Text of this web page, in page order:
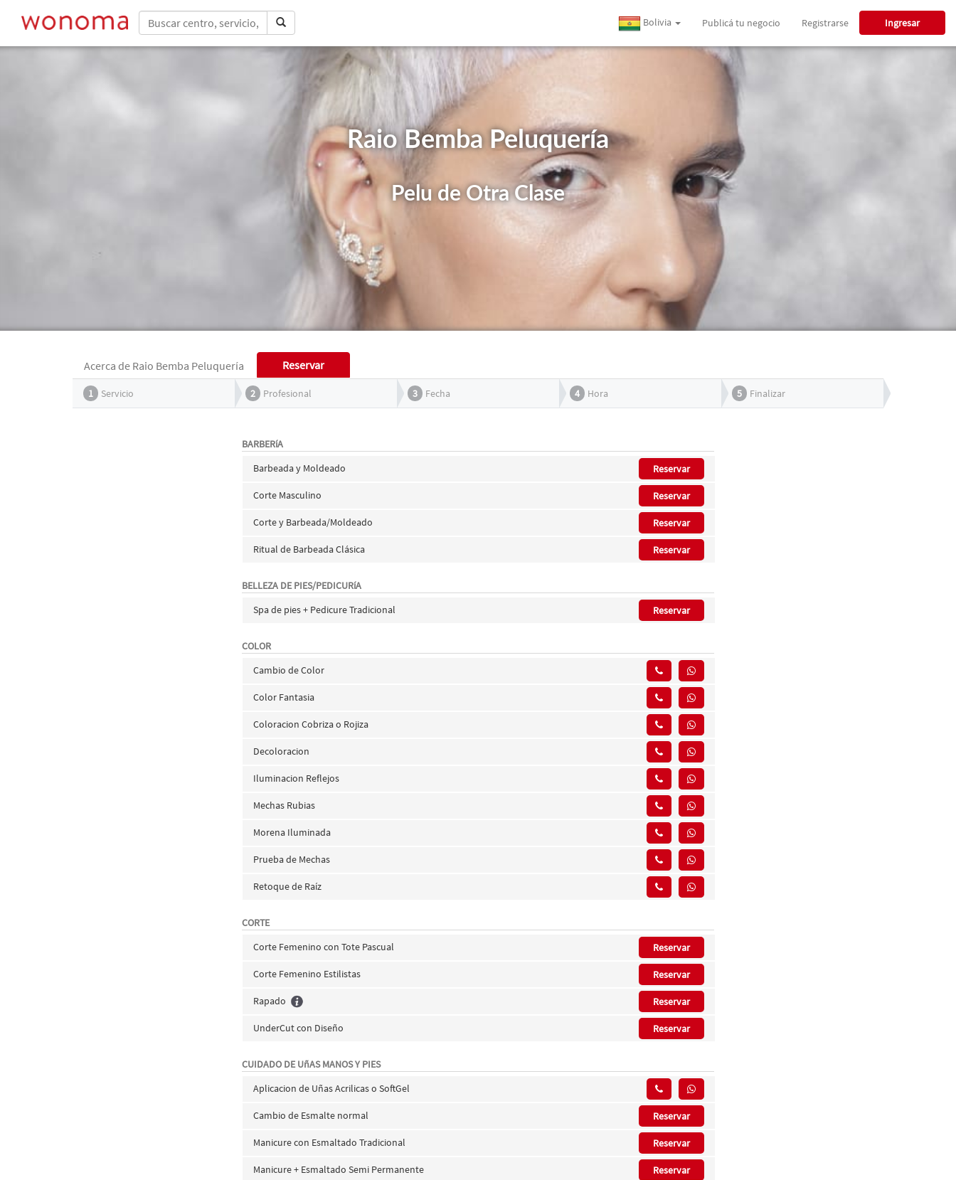
Bolivia Publicá tu negocio Registrarse Ingresar
Raio Bemba Peluquería
Pelu de Otra Clase
Acerca de Raio Bemba Peluquería Reservar
1 Servicio 2 Profesional 3 Fecha 4 Hora 5 Finalizar
BARBERíA
Barbeada y Moldeado
Reservar
Corte Masculino Reservar
Corte y Barbeada/Moldeado Reservar
Ritual de Barbeada Clásica Reservar
BELLEZA DE PIES/PEDICURíA
Spa de pies + Pedicure Tradicional
Reservar
COLOR
Cambio de Color
Color Fantasia
Coloracion Cobriza o Rojiza
Decoloracion
Iluminacion Reflejos
Mechas Rubias
Morena Iluminada
Prueba de Mechas
Retoque de Raíz
CORTE
Corte Femenino con Tote Pascual
Reservar
Corte Femenino Estilistas Reservar
Rapado Reservar
UnderCut con Diseño Reservar
CUIDADO DE UñAS MANOS Y PIES
Aplicacion de Uñas Acrilicas o SoftGel
Cambio de Esmalte normal Reservar
Manicure con Esmaltado Tradicional Reservar
Manicure + Esmaltado Semi Permanente Reservar